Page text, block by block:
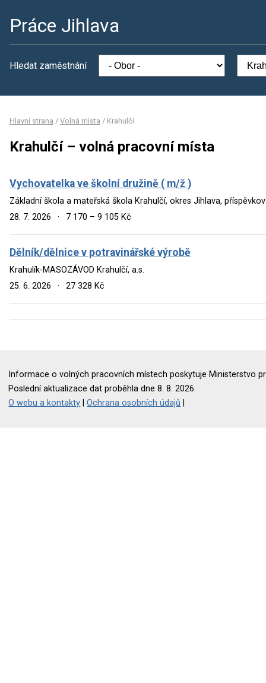
Práce Jihlava
Hledat zaměstnání
Hlavní strana / Volná místa / Krahulčí
Krahulčí – volná pracovní místa
Vychovatelka ve školní družině ( m/ž )
Základní škola a mateřská škola Krahulčí, okres Jihlava,
28. 7. 2026
· 7 170 – 9 105 Kč
Dělník/dělnice v potravinářské výrobě
Krahulík-MASOZÁVOD Krahulčí, a.s.
25. 6. 2026
· 27 328 Kč
Informace o volných pracovních místech poskytuje Ministerstvo
Poslední aktualizace dat proběhla dne 8. 8. 2026.
O webu a kontakty |Ochrana osobních údajů